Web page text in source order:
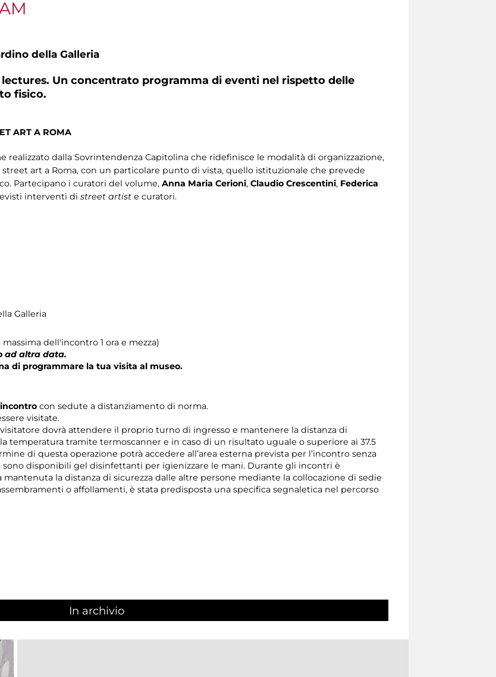
della Galleria
Un concentrato programma di eventi nel rispetto delle
fisico.
ART A ROMA
realizzato dalla Sovrintendenza Capitolina che ridefinisce le modalità di organizzazione,
street art a Roma, con un particolare punto di vista, quello istituzionale che prevede
Partecipano i curatori del volume, Anna Maria Cerioni, Claudio Crescentini, Federica
interventi di street artist e curatori.
Galleria
dell'incontro 1 ora e mezza)
ad altra data.
di programmare la tua visita al museo.
con sedute a distanziamento di norma.
visitate.
visitatore dovrà attendere il proprio turno di ingresso e mantenere la distanza di
temperatura tramite termoscanner e in caso di un risultato uguale o superiore ai 37.5
di questa operazione potrà accedere all’area esterna prevista per l’incontro senza
sono disponibili gel disinfettanti per igienizzare le mani. Durante gli incontri è
la distanza di sicurezza dalle altre persone mediante la collocazione di sedie
o affollamenti, è stata predisposta una specifica segnaletica nel percorso
In archivio